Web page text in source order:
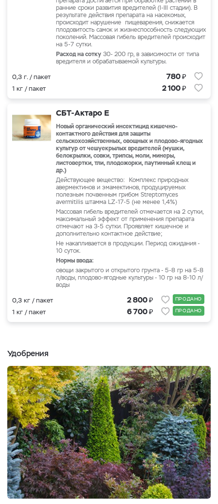
ранние сроки развития вредителей (I-III стадии). В
результате действия препарата на насекомых,
происходит нарушение пищеварения, снижается
плодовитость самок и жизнеспособность следующих
поколений. Массовая гибель вредителей происходит
на 5-7 сутки.
Расход на сотку 30- 200 гр, в зависимости от типа
вредителя и обрабатываемой культуры.
0,3 г. / пакет 780₽
1 кг / пакет 2 100₽
СБТ-Актаро Е
Новый органический инсектицид кишечно-
контактного действия для защиты
сельскохозяйственных, овощных и плодово-ягодных
культур от чешуекрылых вредителей (мушки,
белокрылки, совки, трипсы, моли, минеры,
листовертки, тли, плодожорки, паутинный клещ и
др.)
Действующее вещество: Комплекс природных
авермектинов и эмамектинов, продуцируемых
полезным почвенным грибом Streptomyces
avermitilis штамма LZ-17-5 (не менее 1,4%)
Массовая гибель вредителей отмечается на 2 сутки,
максимальный эффект от применения препарата
отмечают на 3-5 сутки. Проявляет кишечное и
дополнительно контактное действие;
Не накапливается в продукции. Период ожидания -
10 суток.
Нормы ввода:
овощи закрытого и открытого грунта - 5-8 гр на 5-8
л/воды, плодово-ягодные культуры - 10 гр на 8-10 л/
воды
0,3 кг / пакет 2 800₽ ПРОДАНО
1 кг / пакет 6 700₽ ПРОДАНО
Удобрения